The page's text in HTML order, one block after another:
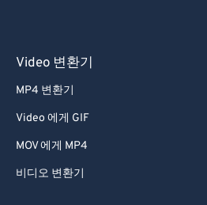
Video 변환기
MP4 변환기
Video 에게 GIF
MOV 에게 MP4
비디오 변환기